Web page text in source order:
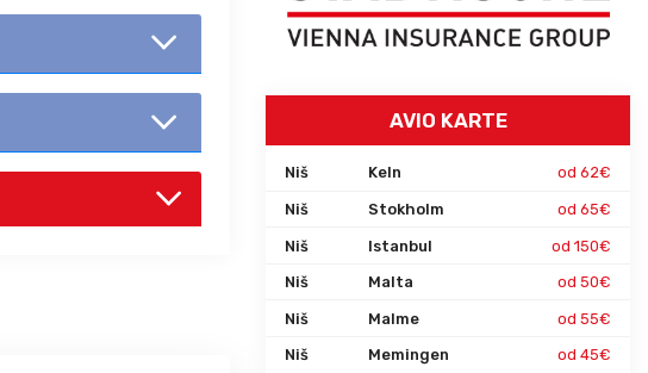
AVIO KARTE
Niš Keln od 62€
Niš Stokholm od 65€
Niš Istanbul od 150€
Niš Malta od 50€
Niš Malme od 55€
Niš Memingen od 45€